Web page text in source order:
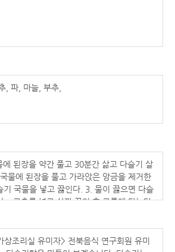
, 파, 마늘, 부추,
에 된장을 약간 풀고 30분간 삶고 다슬기 살
물에 된장을 풀고 가라앉은 앙금을 제거한
기 국물을 넣고 끓인다. 3. 물이 끓으면 다슬
, 고추를 넣고 살짝 끓인 후 그릇에 담는다.
기 살을 넣고 마무리한다.
상조리실 유미자> 전북음식 연구회원 유미